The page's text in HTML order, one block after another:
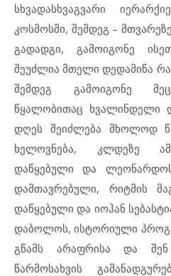
სხვადასხვაგვარი
კოსმოსში, შემდეგ –
გადადგი, გამოიგონე
შეუძლია მთელი დედამიწა
შემდეგ გამოიგონე
წყალობითაც ხვალინდელი
დღეს შეიძლება მხოლოდ
ხელოვნება, კლდეზე
დაწყებული და
დამთავრებული, რიტმის
დაწყებული და იოჰან
დაბოლოს, ისტორიული
გწამს არაფრისა და
წარმოსახვის